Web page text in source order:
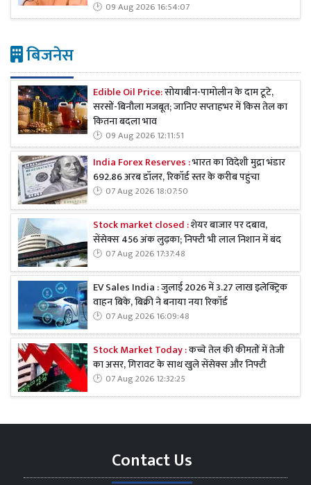
09 Aug 2026 16:54:07
बिजनेस
Edible Oil Price:सोयाबीन-पामोलीन के दाम टूटे,
सरसों-बिनौला मजबूत; जानिए सप्ताहभर में किस तेल का
कितना बदला भाव
09 Aug 2026 12:11:51
India Forex Reserves :भारत का विदेशी मुद्रा भंडार
692.86 अरब डॉलर, रिकॉर्ड स्तर के करीब पहुंचा
07 Aug 2026 18:07:50
Stock market closed :शेयर बाजार पर दबाव,
सेंसेक्स 456 अंक लुढ़का; निफ्टी भी लाल निशान में बंद
07 Aug 2026 17:37:48
EV Sales India : जुलाई 2026 में 3.27 लाख इलेक्ट्रिक
वाहन बिके, बिक्री ने बनाया नया रिकॉर्ड
07 Aug 2026 16:09:48
Stock Market Today :कच्चे तेल की कीमतों में तेजी
का असर, गिरावट के साथ खुले सेंसेक्स और निफ्टी
07 Aug 2026 12:32:25
Contact Us